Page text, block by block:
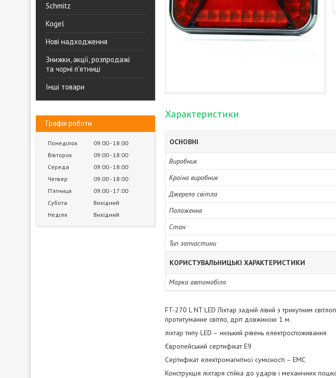
Schmitz
Kogel
Нові надходження
Знижки, акції, розпродажі
та чорні п'ятниці
Інші товари
Графік роботи
Понеділок 09:00 18:00
Вівторок
09:00 18:00
Середа
09:00 18:00
Четвер
09:00 18:00
Пʼятниця
09:00 17:00
Субота
Вихідний
Неділя
Вихідний
Характеристики
ОСНОВНІ
Виробник
Країна виробник
Джерело світла
Положення
Стан
Тип запчастини
КОРИСТУВАЛЬНИЦЬКІ ХАРАКТЕРИСТИКИ
Марка автомобіля
FT-270 L NT LED Ліхтар задній лівий з трикутним
протитуманне світло, дріт довжиною 1 м.
ліхтар типу LED – низький рівень електроспоживання
Європейський сертифікат E9
Сертифікат електромагнітної сумісності – EMC
Конструкція ліхтаря стійка до ударів і механічних